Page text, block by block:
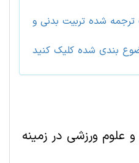
شده تربيت بدنی و
بندی شده کلیک کنید
علوم ورزشی در زمینه